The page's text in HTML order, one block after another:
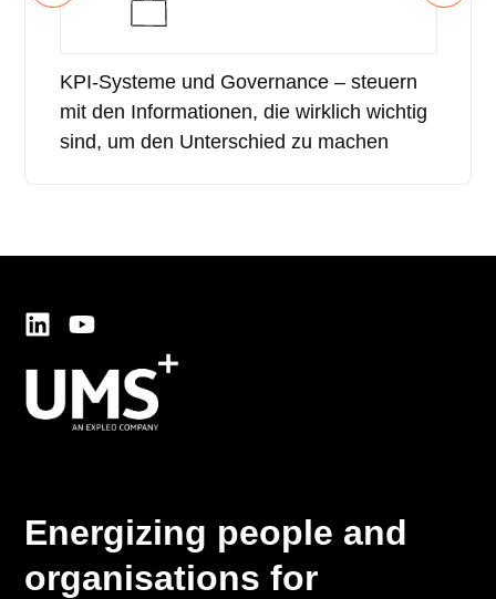
KPI-Systeme und Governance – steuern
mit den Informationen, die wirklich wichtig
sind, um den Unterschied zu machen
Energizing people and
organisations for